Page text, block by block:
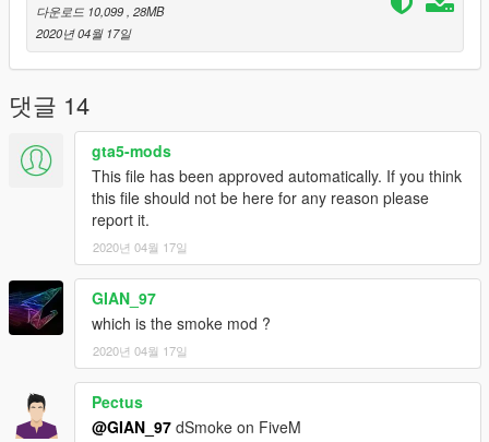
다운로드 10,099 , 28MB
2020년 04월 17일
댓글 14
gta5-mods
This file has been approved automatically. If you think
this file should not be here for any reason please
report it.
2020년 04월 17일
GIAN_97
which is the smoke mod ?
2020년 04월 17일
Pectus
@GIAN_97 dSmoke on FiveM